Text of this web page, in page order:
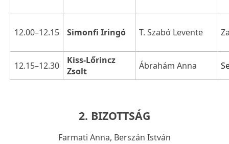
12.00–12.15 Simonfi Iringó T. Szabó Levente
12.15–12.30
Kiss-Lőrincz
Zsolt
Ábrahám Anna
2. BIZOTTSÁG
Farmati Anna, Berszán István